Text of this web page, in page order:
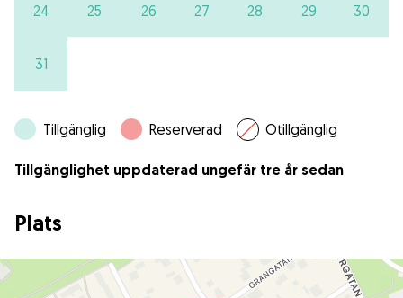
24 25 26 27 28 29 30
31
Tillgänglig Reserverad Otillgänglig
Tillgänglighet uppdaterad ungefär tre år sedan
Plats